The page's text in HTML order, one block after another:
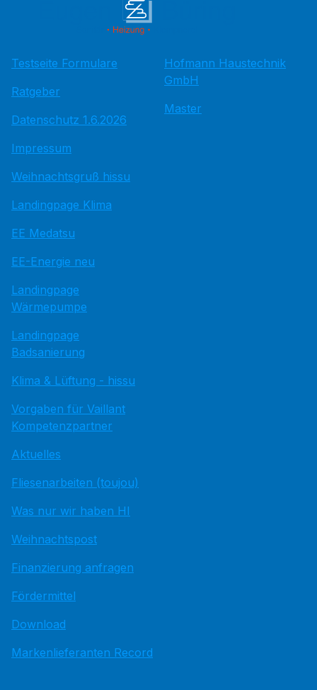
Testseite Formulare
Ratgeber
Datenschutz 1.6.2026
Impressum
Weihnachtsgruß hissu
Landingpage Klima
EE Medatsu
EE-Energie neu
Landingpage
Wärmepumpe
Landingpage
Badsanierung
Klima & Lüftung - hissu
Vorgaben für Vaillant
Kompetenzpartner
Aktuelles
Fliesenarbeiten (toujou)
Was nur wir haben HI
Weihnachtspost
Finanzierung anfragen
Fördermittel
Download
Markenlieferanten Record
Hofmann Haustechnik
GmbH
Master